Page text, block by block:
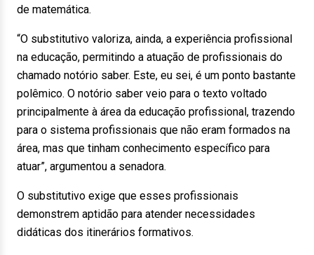
de matemática.
“O substitutivo valoriza, ainda, a experiência profissional
na educação, permitindo a atuação de profissionais do
chamado notório saber. Este, eu sei, é um ponto bastante
polêmico. O notório saber veio para o texto voltado
principalmente à área da educação profissional, trazendo
para o sistema profissionais que não eram formados na
área, mas que tinham conhecimento específico para
atuar”, argumentou a senadora.
O substitutivo exige que esses profissionais
demonstrem aptidão para atender necessidades
didáticas dos itinerários formativos.